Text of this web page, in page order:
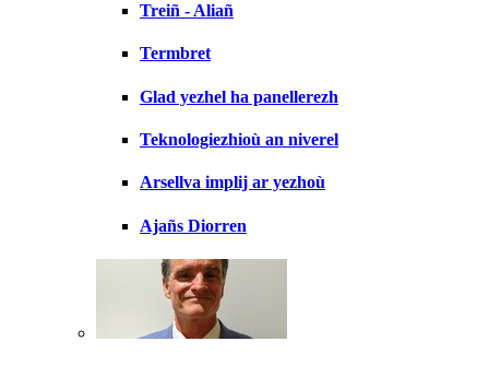
Treiñ - Aliañ
Termbret
Glad yezhel ha panellerezh
Teknologiezhioù an niverel
Arsellva implij ar yezhoù
Ajañs Diorren